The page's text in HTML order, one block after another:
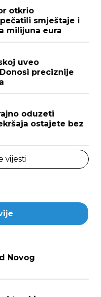
otkrio
smještaje i
milijuna eura
uveo
preciznije
oduzeti
ostajete bez
vijesti
Novog